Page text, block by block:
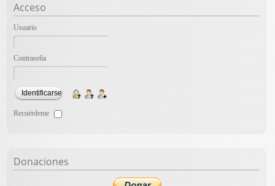
Acceso
Usuario
Contraseña
Recuérdeme
Donaciones